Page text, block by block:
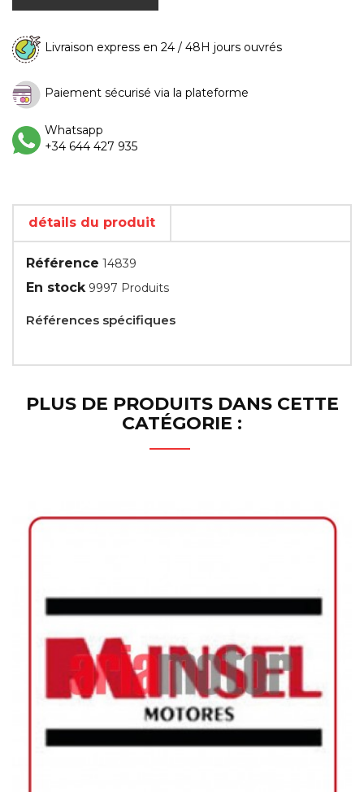
Livraison express en 24 / 48H jours ouvrés
Paiement sécurisé via la plateforme
Whatsapp
+34 644 427 935
détails du produit
Référence 14839
En stock 9997 Produits
Références spécifiques
PLUS DE PRODUITS DANS CETTE
CATÉGORIE :